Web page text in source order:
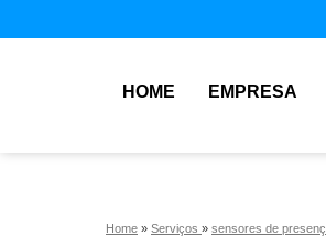
HOME EMPRESA
Home » Serviços » sensores de